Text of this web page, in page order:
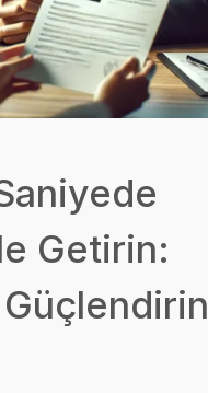
Getirin: